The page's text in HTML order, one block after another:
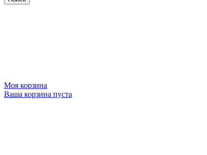
Моя корзина
Ваша корзина пуста